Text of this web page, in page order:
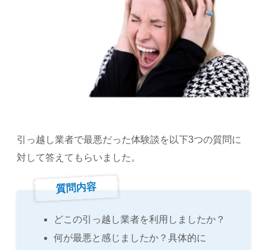
引っ越し業者で最悪だった体験談を以下3つの質問に
対して答えてもらいました。
質問内容
どこの引っ越し業者を利用しましたか？
何が最悪と感じましたか？具体的に